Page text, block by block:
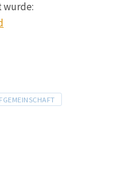
wurde: